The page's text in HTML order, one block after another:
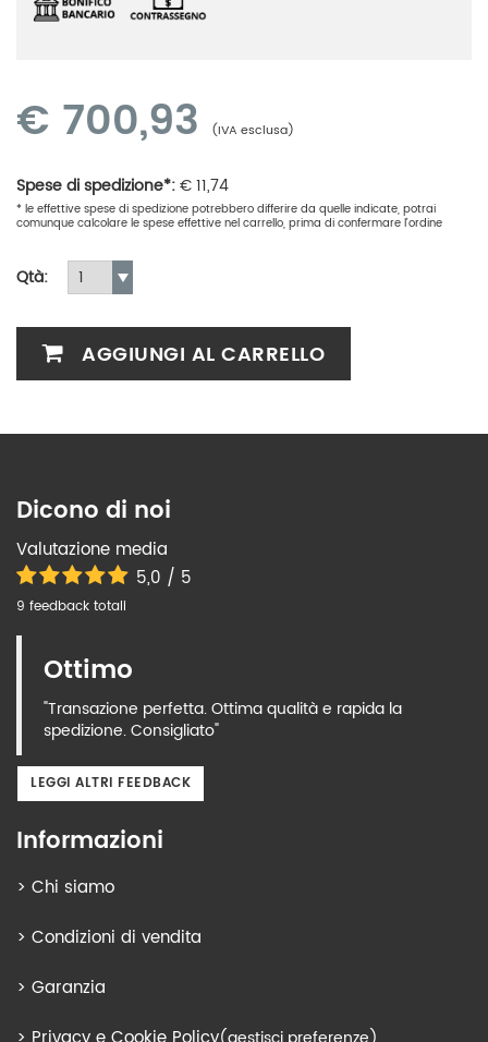
€ 700,93 (IVA esclusa)
Spese di spedizione*:€11,74
* le effettive spese di spedizione potrebbero differire da quelle indicate, potrai
comunque calcolare le spese effettive nel carrello, prima di confermare l'ordine
Qtà:
AGGIUNGI AL CARRELLO
Dicono di noi
Valutazione media
5,0 / 5
9 feedback totali
Ottimo
"Transazione perfetta. Ottima qualità e rapida la
spedizione. Consigliato"
LEGGI ALTRI FEEDBACK
Informazioni
> Chi siamo
> Condizioni di vendita
> Garanzia